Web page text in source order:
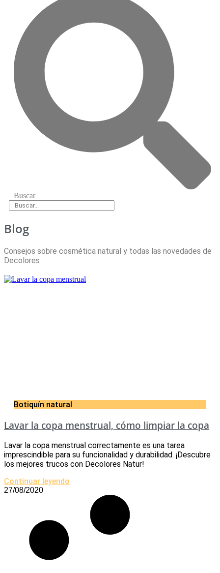
Buscar
Blog
Consejos sobre cosmética natural y todas las novedades de
Decolores
Botiquín natural
Lavar la copa menstrual, cómo limpiar la copa
Lavar la copa menstrual correctamente es una tarea
imprescindible para su funcionalidad y durabilidad. ¡Descubre
los mejores trucos con Decolores Natur!
Continuar leyendo
27/08/2020